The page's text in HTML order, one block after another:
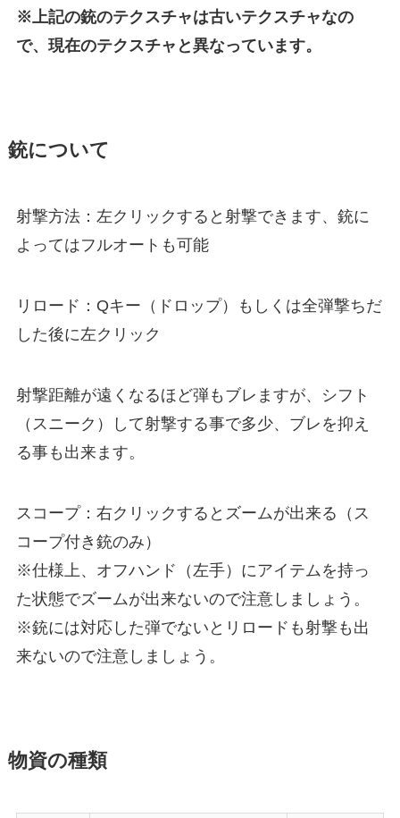
※上記の銃のテクスチャは古いテクスチャなの
で、現在のテクスチャと異なっています。
銃について
射撃方法：左クリックすると射撃できます、銃に
よってはフルオートも可能
リロード：Qキー（ドロップ）もしくは全弾撃ちだ
した後に左クリック
射撃距離が遠くなるほど弾もブレますが、シフト
（スニーク）して射撃する事で多少、ブレを抑え
る事も出来ます。
スコープ：右クリックするとズームが出来る（ス
コープ付き銃のみ）
※仕様上、オフハンド（左手）にアイテムを持っ
た状態でズームが出来ないので注意しましょう。
※銃には対応した弾でないとリロードも射撃も出
来ないので注意しましょう。
物資の種類